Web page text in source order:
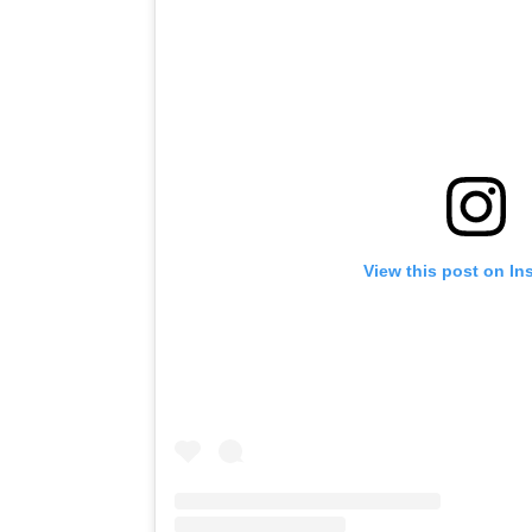
View this post on